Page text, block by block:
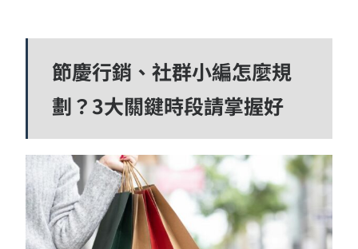
節慶行銷、社群小編怎麼規
劃？3大關鍵時段請掌握好